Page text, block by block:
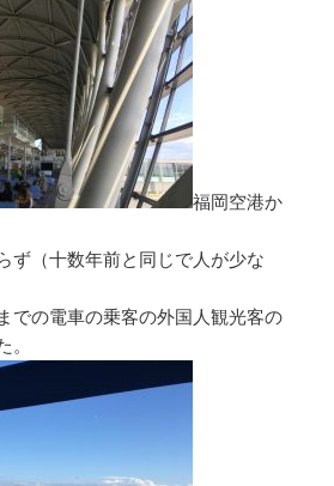
福岡空港か
ず（十数年前と同じで人が少な
での電車の乗客の外国人観光客の
。